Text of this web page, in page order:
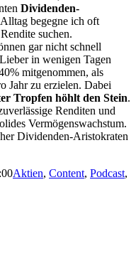
Dividenden-
begegne ich oft
suchen.
gar nicht schnell
in wenigen Tagen
mitgenommen, als
Jahr zu erzielen. Dabei
Tropfen höhlt den Stein.
Renditen und
Vermögenswachstum.
Dividenden-Aristokraten
Aktien, Content, Podcast,